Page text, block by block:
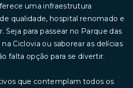
uma infraestrutura
qualidade, hospital renomado e
Seja para passear no Parque das
Ciclovia ou saborear as delícias
falta opção para se divertir.
que contemplam todos os